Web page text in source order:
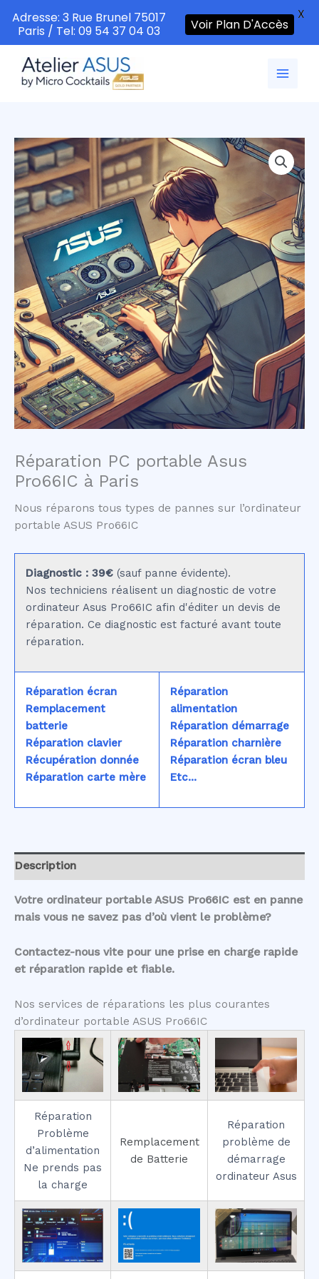
contenu
Réparation PC portable Asus
Pro66IC à Paris
Nous réparons tous types de pannes sur l’ordinateur
portable ASUS Pro66IC
Diagnostic : 39€ (sauf panne évidente).
Nos techniciens réalisent un diagnostic de votre
ordinateur Asus Pro66IC afin d'éditer un devis de
réparation. Ce diagnostic est facturé avant toute
réparation.
Réparation écran
Remplacement
batterie
Réparation clavier
Récupération donnée
Réparation carte mère
Réparation
alimentation
Réparation démarrage
Réparation charnière
Réparation écran bleu
Etc...
Description
Votre ordinateur portable ASUS Pro66IC est en panne
mais vous ne savez pas d’où vient le problème?
Contactez-nous vite pour une prise en charge rapide
et réparation rapide et fiable.
Nos services de réparations les plus courantes
d’ordinateur portable ASUS Pro66IC
Réparation
Problème
d’alimentation
Ne prends pas
la charge
Remplacement
de Batterie
Réparation
problème de
démarrage
ordinateur Asus
Adresse: 3 Rue Brunel 75017
Paris / Tel: 09 54 37 04 03
Voir Plan D'Accès
X